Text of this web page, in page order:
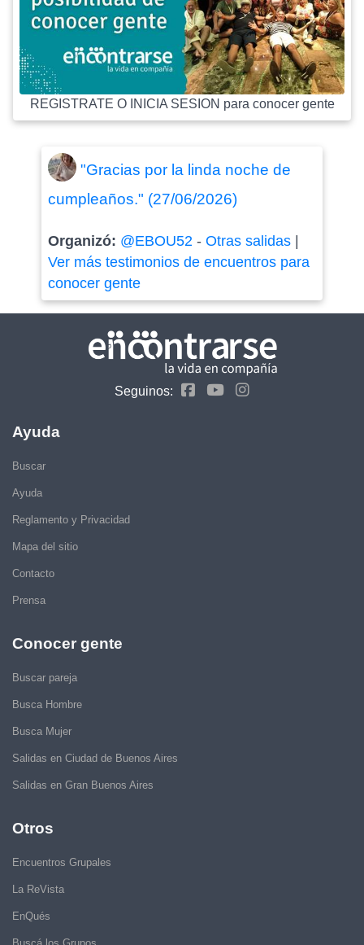
REGISTRATE O INICIA SESION para conocer gente
"Gracias por la linda noche de
cumpleaños." (27/06/2026)
Organizó: @EBOU52- Otras salidas|
Ver más testimonios de encuentros para
conocer gente
Seguinos:
Ayuda
Buscar
Ayuda
Reglamento y Privacidad
Mapa del sitio
Contacto
Prensa
Conocer gente
Buscar pareja
Busca Hombre
Busca Mujer
Salidas en Ciudad de Buenos Aires
Salidas en Gran Buenos Aires
Otros
Encuentros Grupales
La ReVista
EnQués
Buscá los Grupos